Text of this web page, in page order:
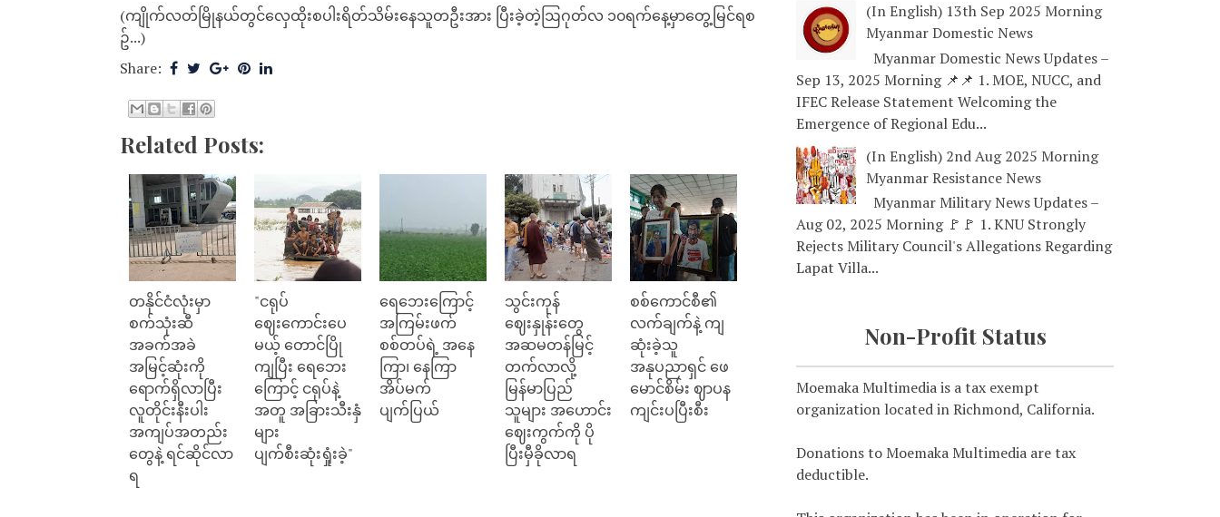
(ကျိုက်လတ်မြိုနယ်တွင်လှေထိုးစပါးရိတ်သိမ်းနေသူတဦးအား ပြီးခဲ့တဲ့ဩဂုတ်လ ၁၀ရက်နေ့မှာတွေ့မြင်ရစ
ဥ်...)
Share:
Related Posts:
တနိုင်ငံလုံးမှာ
စက်သုံးဆီ
အခက်အခဲ
အမြင့်ဆုံးကို
ရောက်ရှိလာပြီး
လူတိုင်းနီးပါး
အကျပ်အတည်း
တွေနဲ့ ရင်ဆိုင်လာ
ရ
"ငရုပ်
ဈေးကောင်းပေ
မယ့် တောင်ပြို
ကျပြီး ရေဘေး
ကြောင့် ငရုပ်နဲ့
အတူ အခြားသီးနှံ
များ
ပျက်စီးဆုံးရှုံးခဲ့"
ရေဘေးကြောင့်
အကြမ်းဖက်
စစ်တပ်ရဲ့ အနေ
ကြာ၊ နေကြာ
အိပ်မက်
ပျက်ပြယ်
သွင်းကုန်
ဈေးနှုန်းတွေ
အဆမတန်မြင့်
တက်လာလို့
မြန်မာပြည်
သူများ အဟောင်း
ဈေးကွက်ကို ပို
ပြီးမှီခိုလာရ
စစ်ကောင်စီ၏
လက်ချက်နဲ့ ကျ
ဆုံးခဲ့သူ
အနုပညာရှင် ဖေ
မောင်စိမ်း ဈာပန
ကျင်းပပြီးစီး
(In English) 13th Sep 2025 Morning
Myanmar Domestic News
Myanmar Domestic News Updates –
Sep 13, 2025 Morning 📌📌 1. MOE, NUCC, and
IFEC Release Statement Welcoming the
Emergence of Regional Edu...
(In English) 2nd Aug 2025 Morning
Myanmar Resistance News
Myanmar Military News Updates –
Aug 02, 2025 Morning 🚩🚩 1. KNU Strongly
Rejects Military Council's Allegations Regarding
Lapat Villa...
Non-Profit Status
Moemaka Multimedia is a tax exempt
organization located in Richmond, California.
Donations to Moemaka Multimedia are tax
deductible.